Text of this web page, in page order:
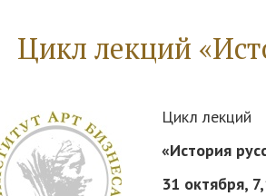
Цикл лекций
Цикл лекций
«История
31 октября,